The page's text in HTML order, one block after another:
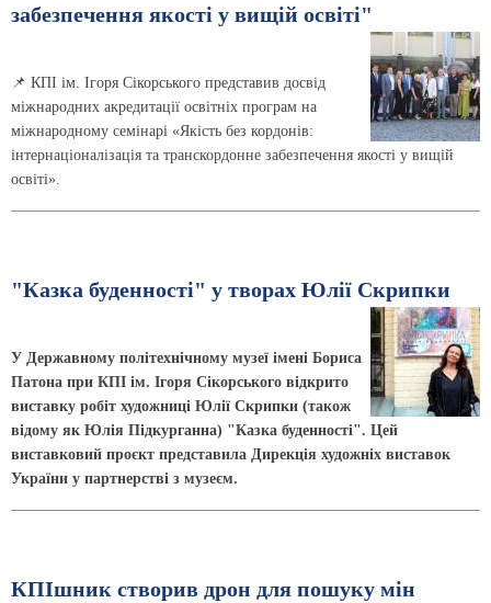
забезпечення якості у вищій освіті"
📌 КПІ ім. Ігоря Сікорського представив досвід
міжнародних акредитації освітніх програм на
міжнародному семінарі «Якість без кордонів:
інтернаціоналізація та транскордонне забезпечення якості у вищій
освіті».
"Казка буденності" у творах Юлії Скрипки
У Державному політехнічному музеї імені Бориса
Патона при КПІ ім. Ігоря Сікорського відкрито
виставку робіт художниці Юлії Скрипки (також
відому як Юлія Підкурганна) "Казка буденності". Цей
виставковий проєкт представила Дирекція художніх виставок
України у партнерстві з музеєм.
КПІшник створив дрон для пошуку мін